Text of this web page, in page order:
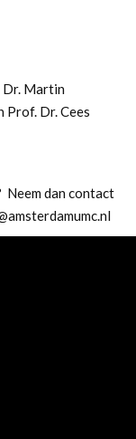
Dr. Martin
Prof. Dr. Cees
dan contact